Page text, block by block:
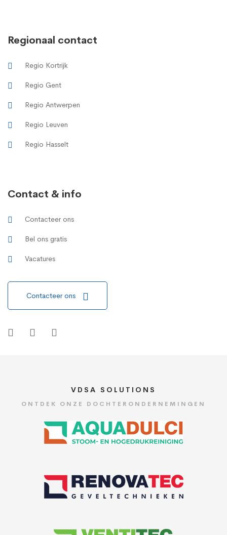
Regionaal contact
Regio Kortrijk
Regio Gent
Regio Antwerpen
Regio Leuven
Regio Hasselt
Contact & info
Contacteer ons
Bel ons gratis
Vacatures
Contacteer ons
VDSA SOLUTIONS
ONTDEK ONZE DOCHTERONDERNEMINGEN